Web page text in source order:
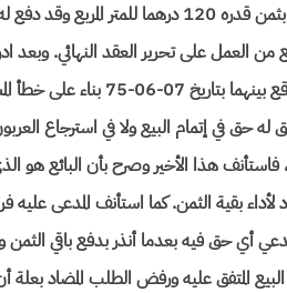
إلا أنه امتنع من العمل على تحرير العقد
والحكم بفسخ الاتفاق
02-75 فلم يبق له حق في إتمام البيع ولا في
هذا الأخير وصرح بأن البائع هو
لأداء بقية الثمن. كما استأنف المدعى
أي حق فيه بعدما أنذر بدفع باقي
البيع المتفق عليه ورفض الطلب المضاد